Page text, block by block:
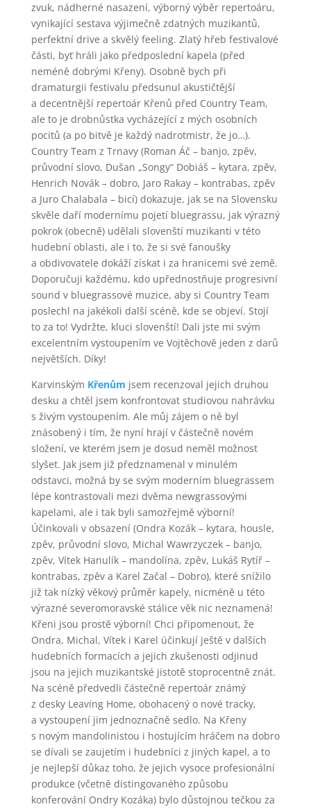
zvuk, nádherné nasazení, výborný výběr repertoáru,
vynikající sestava výjimečně zdatných muzikantů,
perfektní drive a skvělý feeling. Zlatý hřeb festivalové
části, byť hráli jako předposlední kapela (před
neméně dobrými Křeny). Osobně bych při
dramaturgii festivalu předsunul akustičtější
a decentnější repertoár Křenů před Country Team,
ale to je drobnůstka vycházející z mých osobních
pocitů (a po bitvě je každý nadrotmistr, že jo…).
Country Team z Trnavy (Roman Áč – banjo, zpěv,
průvodní slovo, Dušan „Songy“ Dobiáš – kytara, zpěv,
Henrich Novák – dobro, Jaro Rakay – kontrabas, zpěv
a Juro Chalabala – bicí) dokazuje, jak se na Slovensku
skvěle daří modernímu pojetí bluegrassu, jak výrazný
pokrok (obecně) udělali slovenští muzikanti v této
hudební oblasti, ale i to, že si své fanoušky
a obdivovatele dokáží získat i za hranicemi své země.
Doporučuji každému, kdo upřednostňuje progresivní
sound v bluegrassové muzice, aby si Country Team
poslechl na jakékoli další scéně, kde se objeví. Stojí
to za to! Vydržte, kluci slovenští! Dali jste mi svým
excelentním vystoupením ve Vojtěchově jeden z darů
největších. Díky!
Karvinským Křenům jsem recenzoval jejich druhou
desku a chtěl jsem konfrontovat studiovou nahrávku
s živým vystoupením. Ale můj zájem o ně byl
znásobený i tím, že nyní hrají v částečně novém
složení, ve kterém jsem je dosud neměl možnost
slyšet. Jak jsem již předznamenal v minulém
odstavci, možná by se svým moderním bluegrassem
lépe kontrastovali mezi dvěma newgrassovými
kapelami, ale i tak byli samozřejmě výborní!
Účinkovali v obsazení (Ondra Kozák – kytara, housle,
zpěv, průvodní slovo, Michal Wawrzyczek – banjo,
zpěv, Vítek Hanulík – mandolína, zpěv, Lukáš Rytíř –
kontrabas, zpěv a Karel Začal – Dobro), které snížilo
již tak nízký věkový průměr kapely, nicméně u této
výrazné severomoravské stálice věk nic neznamená!
Křeni jsou prostě výborní! Chci připomenout, že
Ondra, Michal, Vítek i Karel účinkují ještě v dalších
hudebních formacích a jejich zkušenosti odjinud
jsou na jejich muzikantské jistotě stoprocentně znát.
Na scéně předvedli částečně repertoár známý
z desky Leaving Home, obohacený o nové tracky,
a vystoupení jim jednoznačně sedlo. Na Křeny
s novým mandolinistou i hostujícím hráčem na dobro
se dívali se zaujetím i hudebníci z jiných kapel, a to
je nejlepší důkaz toho, že jejich vysoce profesionální
produkce (včetně distingovaného způsobu
konferování Ondry Kozáka) bylo důstojnou tečkou za